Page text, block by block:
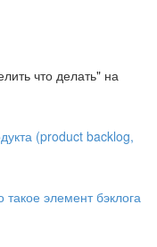
что делать" на
(product backlog,
такое элемент бэклога